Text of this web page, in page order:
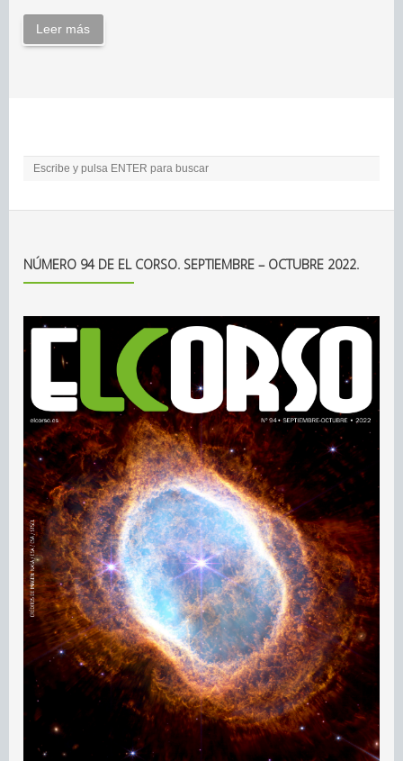
Leer más
NÚMERO 94 DE EL CORSO. SEPTIEMBRE – OCTUBRE 2022.